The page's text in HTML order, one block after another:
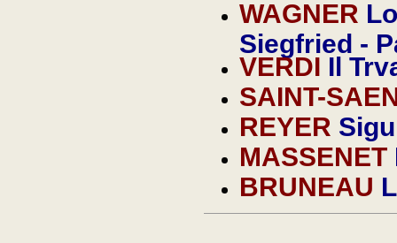
WAGNER
Siegfried -
VERDI Il
SAINT-
REYER
MASSENET
BRUNEAU